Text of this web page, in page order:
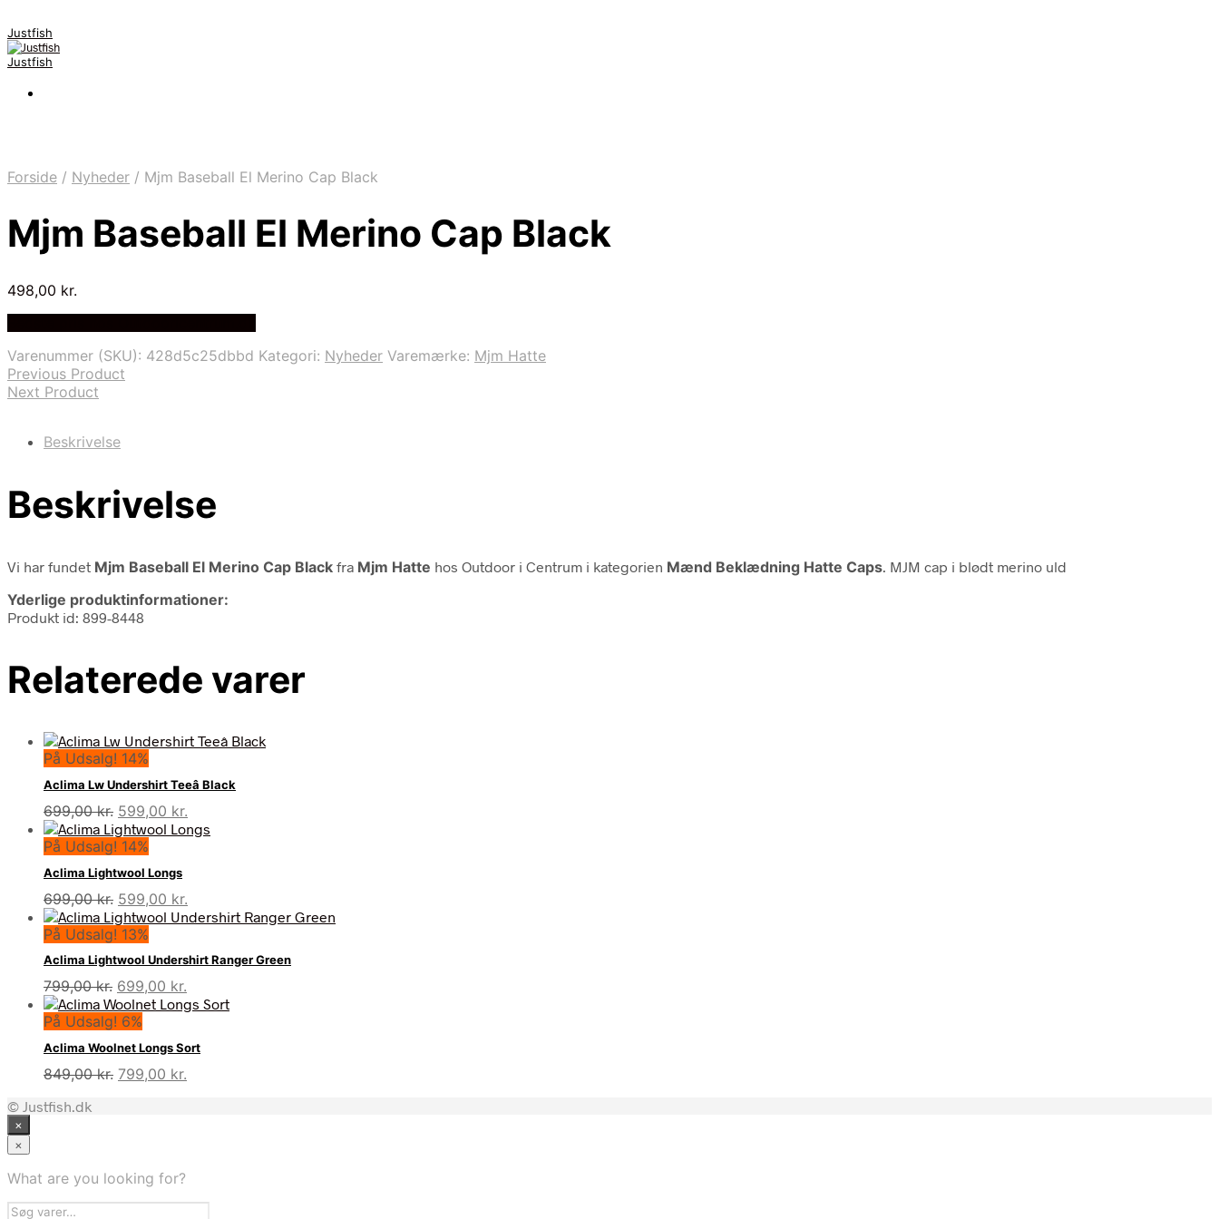
Justfish
Justfish
Forside / Nyheder / Mjm Baseball El Merino Cap Black
Mjm Baseball El Merino Cap Black
498,00 kr.
Varenummer (SKU): 428d5c25dbbd Kategori: Nyheder Varemærke: Mjm Hatte
Previous Product
Next Product
Beskrivelse
Beskrivelse
Vi har fundet Mjm Baseball El Merino Cap Black fra Mjm Hatte hos Outdoor i Centrum i kategorien Mænd Beklædning Hatte Caps . MJM cap i blødt merino uld
Yderlige produktinformationer:
Produkt id: 899-8448
Relaterede varer
På Udsalg! 14%
Aclima Lw Undershirt Teeâ Black
699,00kr. Den
oprindelige
pris
var:
699,00 kr..
599,00 kr.
aktuelle
På Udsalg! 14%
Aclima Lightwool Longs
699,00kr. Den
oprindelige
pris
var:
699,00 kr..
599,00 kr.
aktuelle
er:
599,00 kr..
På Udsalg! 13%
Aclima Lightwool Undershirt Ranger Green
799,00kr. Den
oprindelige
pris
var:
799,00 kr..
699,00 kr.
aktuelle
er:
699,00 kr..
På Udsalg! 6%
Aclima Woolnet Longs Sort
849,00kr. Den
799,00 kr.
© Justfish.dk
×
×
What are you looking for?